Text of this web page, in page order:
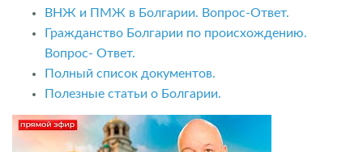
ВНЖ и ПМЖ в Болгарии. Вопрос-Ответ.
Гражданство Болгарии по происхождению.
Вопрос- Ответ.
Полный список документов.
Полезные статьи о Болгарии.